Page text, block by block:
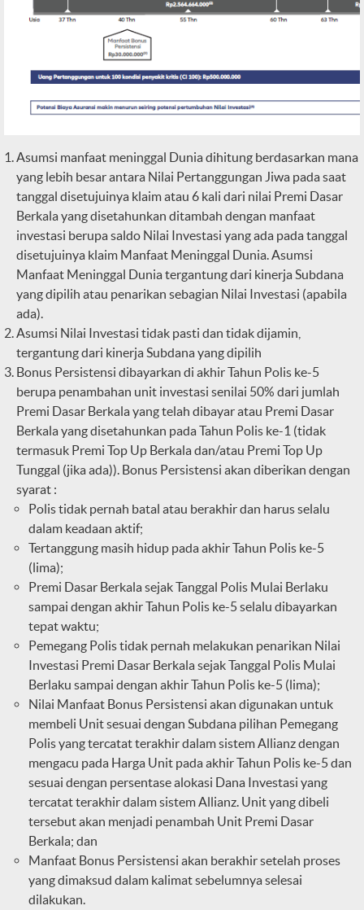
Asumsi manfaat meninggal Dunia dihitung berdasarkan mana
yang lebih besar antara Nilai Pertanggungan Jiwa pada saat
tanggal disetujuinya klaim atau 6 kali dari nilai Premi Dasar
Berkala yang disetahunkan ditambah dengan manfaat
investasi berupa saldo Nilai Investasi yang ada pada tanggal
disetujuinya klaim Manfaat Meninggal Dunia. Asumsi
Manfaat Meninggal Dunia tergantung dari kinerja Subdana
yang dipilih atau penarikan sebagian Nilai Investasi (apabila
ada).
Asumsi Nilai Investasi tidak pasti dan tidak dijamin,
tergantung dari kinerja Subdana yang dipilih
Bonus Persistensi dibayarkan di akhir Tahun Polis ke-5
berupa penambahan unit investasi senilai 50% dari jumlah
Premi Dasar Berkala yang telah dibayar atau Premi Dasar
Berkala yang disetahunkan pada Tahun Polis ke-1 (tidak
termasuk Premi Top Up Berkala dan/atau Premi Top Up
Tunggal (jika ada)). Bonus Persistensi akan diberikan dengan
syarat :
Polis tidak pernah batal atau berakhir dan harus selalu
dalam keadaan aktif;
Tertanggung masih hidup pada akhir Tahun Polis ke-5
(lima);
Premi Dasar Berkala sejak Tanggal Polis Mulai Berlaku
sampai dengan akhir Tahun Polis ke-5 selalu dibayarkan
tepat waktu;
Pemegang Polis tidak pernah melakukan penarikan Nilai
Investasi Premi Dasar Berkala sejak Tanggal Polis Mulai
Berlaku sampai dengan akhir Tahun Polis ke-5 (lima);
Nilai Manfaat Bonus Persistensi akan digunakan untuk
membeli Unit sesuai dengan Subdana pilihan Pemegang
Polis yang tercatat terakhir dalam sistem Allianz dengan
mengacu pada Harga Unit pada akhir Tahun Polis ke-5 dan
sesuai dengan persentase alokasi Dana Investasi yang
tercatat terakhir dalam sistem Allianz. Unit yang dibeli
tersebut akan menjadi penambah Unit Premi Dasar
Berkala; dan
Manfaat Bonus Persistensi akan berakhir setelah proses
yang dimaksud dalam kalimat sebelumnya selesai
dilakukan.